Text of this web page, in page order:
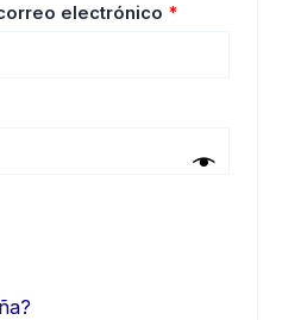
electrónico *